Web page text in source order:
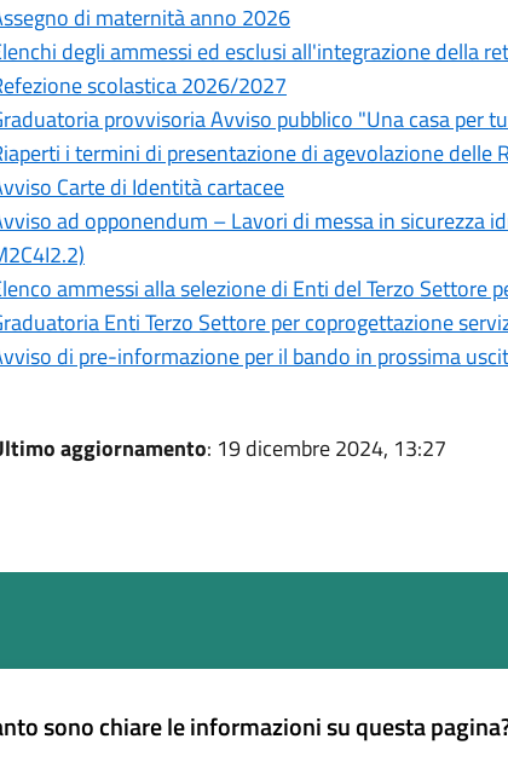
di maternità anno 2026
degli ammessi ed esclusi all'integrazione della
scolastica 2026/2027
provvisoria Avviso pubblico "Una casa per
i termini di presentazione di agevolazione delle
Carte di Identità cartacee
ad opponendum – Lavori di messa in sicurezza
ammessi alla selezione di Enti del Terzo Settore
Enti Terzo Settore per coprogettazione
di pre-informazione per il bando in prossima
aggiornamento: 19 dicembre 2024, 13:27
sono chiare le informazioni su questa